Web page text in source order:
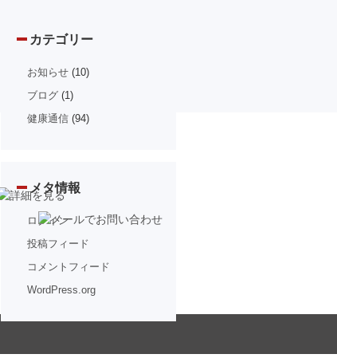
カテゴリー
お知らせ (10)
ブログ (1)
健康通信 (94)
メタ情報
ログイン
投稿フィード
コメントフィード
WordPress.org